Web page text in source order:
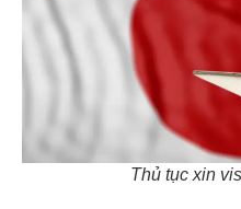
Thủ tục xin